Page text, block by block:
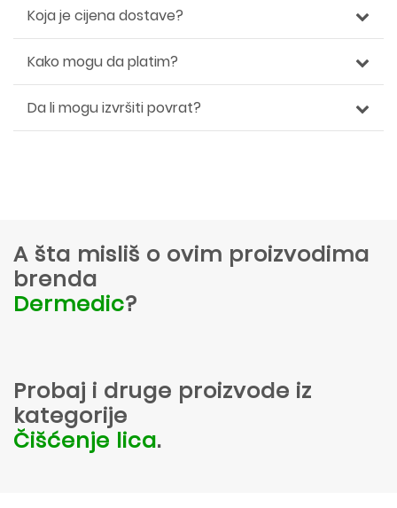
Koja je cijena dostave?
Kako mogu da platim?
Da li mogu izvršiti povrat?
A šta misliš o ovim proizvodima
brenda
Dermedic?
Probaj i druge proizvode iz
kategorije
Čišćenje lica.